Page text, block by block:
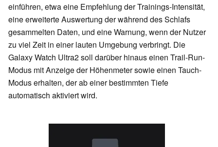
einführen, etwa eine Empfehlung der Trainings-Intensität,
eine erweiterte Auswertung der während des Schlafs
gesammelten Daten, und eine Warnung, wenn der Nutzer
zu viel Zeit in einer lauten Umgebung verbringt. Die
Galaxy Watch Ultra2 soll darüber hinaus einen Trail-Run-
Modus mit Anzeige der Höhenmeter sowie einen Tauch-
Modus erhalten, der ab einer bestimmten Tiefe
automatisch aktiviert wird.